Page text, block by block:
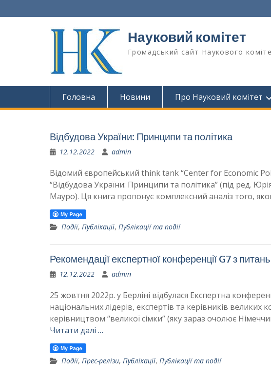
до
Науковий комітет
Громадський сайт Наукового
Головна Новини Про Науковий комітет
Відбудова України: Принципи та політика
12.12.2022 admin
Відомий європейський think tank “Center for Economic
“Відбудова України: Принципи та політика” (під ред.
Мауро). Ця книга пропонує комплексний аналіз того,
Події, Публікації, Публікації та події
Рекомендації експертної конференції G7 з
12.12.2022 admin
25 жовтня 2022р. у Берліні відбулася Експертна
національних лідерів, експертів та керівників
керівництвом “великої сімки” (яку зараз очолює
Читати далі …
Події, Прес-релізи, Публікації, Публікації та події